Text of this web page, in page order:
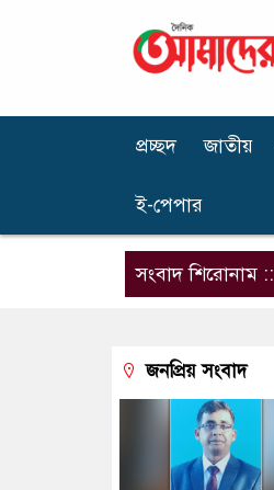
প্রচ্ছদ জাতীয়
ই-পেপার
সংবাদ শিরোনাম ::
জনপ্রিয় সংবাদ